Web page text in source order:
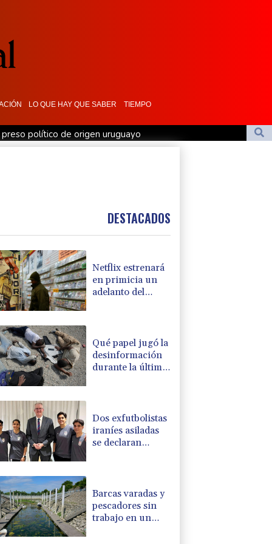
LO QUE HAY QUE SABER TIEMPO
político de origen uruguayo
GTA VI
a cuatro hombres en Londres
DESTACADOS
Netflix estrenará
en primicia un
adelanto del
Qué papel jugó la
desinformación
durante la última
de Ceuta
Dos exfutbolistas
iraníes asiladas
se declaran
Barcas varadas y
pescadores sin
trabajo en un